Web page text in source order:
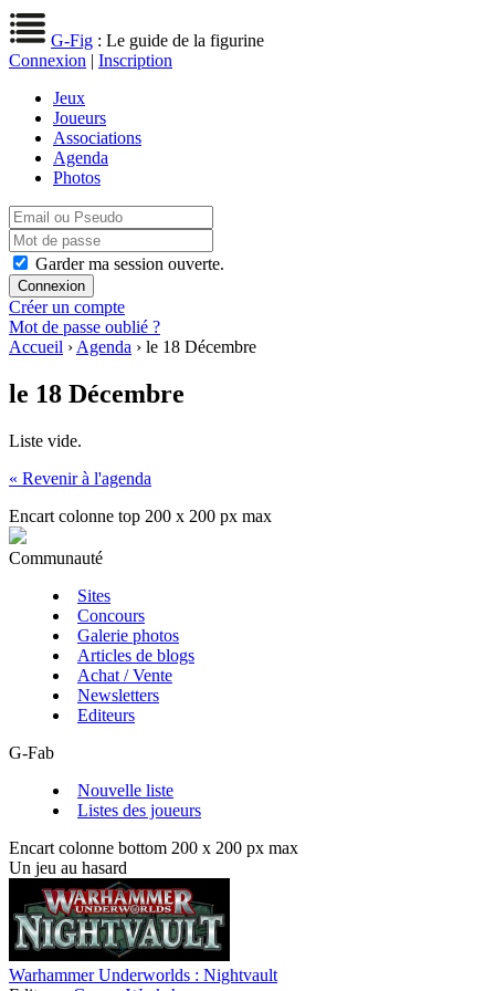
G-Fig : Le guide de la figurine
Connexion | Inscription
Jeux
Joueurs
Associations
Agenda
Photos
Garder ma session ouverte.
Créer un compte
Mot de passe oublié ?
Accueil › Agenda › le 18 Décembre
le 18 Décembre
Liste vide.
« Revenir à l'agenda
Encart colonne top 200 x 200 px max
Communauté
Sites
Concours
Galerie photos
Articles de blogs
Achat / Vente
Newsletters
Editeurs
G-Fab
Nouvelle liste
Listes des joueurs
Encart colonne bottom 200 x 200 px max
Un jeu au hasard
Warhammer Underworlds : Nightvault